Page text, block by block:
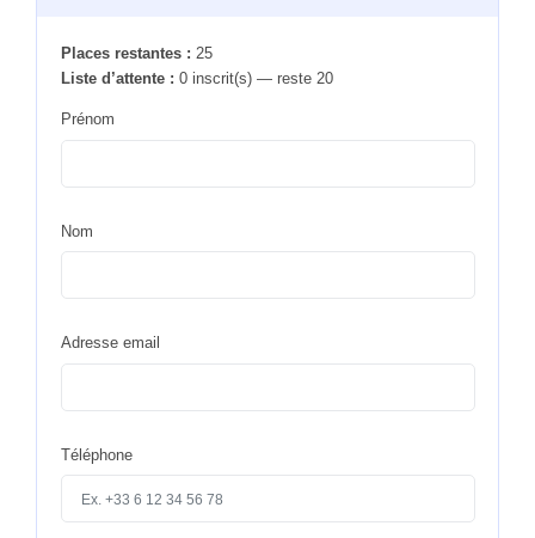
Places restantes : 25
Liste d’attente : 0 inscrit(s) — reste 20
Prénom
Nom
Adresse email
Téléphone